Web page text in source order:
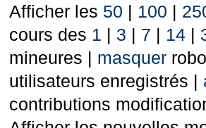
Afficher les 50 | 100 |
cours des 1 | 3 | 7 | 14|
mineures | masquer
utilisateurs enregistrés |
contributions